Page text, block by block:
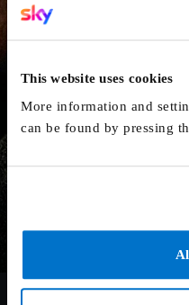
This website uses cookies
More information and
can be found by pressing
7.4/10 2002